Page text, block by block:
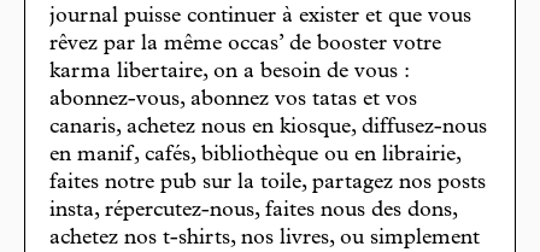
journal puisse continuer à exister et que vous
rêvez par la même occas’ de booster votre
karma libertaire, on a besoin de vous :
abonnez-vous, abonnez vos tatas et vos
canaris, achetez nous en kiosque, diffusez-nous
en manif, cafés, bibliothèque ou en librairie,
faites notre pub sur la toile, partagez nos posts
insta, répercutez-nous, faites nous des dons,
achetez nos t-shirts, nos livres, ou simplement